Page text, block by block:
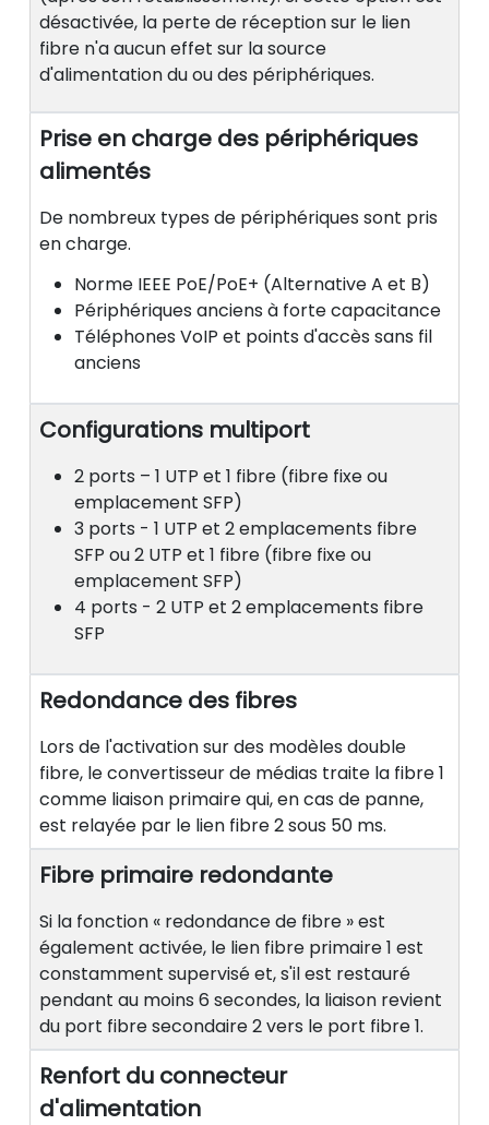
désactivée, la perte de réception sur le lien
fibre n'a aucun effet sur la source
d'alimentation du ou des périphériques.
Prise en charge des périphériques
alimentés
De nombreux types de périphériques sont pris
en charge.
Norme IEEE PoE/PoE+ (Alternative A et B)
Périphériques anciens à forte capacitance
Téléphones VoIP et points d'accès sans fil
anciens
Configurations multiport
2 ports – 1 UTP et 1 fibre (fibre fixe ou
emplacement SFP)
3 ports - 1 UTP et 2 emplacements fibre
SFP ou 2 UTP et 1 fibre (fibre fixe ou
emplacement SFP)
4 ports - 2 UTP et 2 emplacements fibre
SFP
Redondance des fibres
Lors de l'activation sur des modèles double
fibre, le convertisseur de médias traite la fibre 1
comme liaison primaire qui, en cas de panne,
est relayée par le lien fibre 2 sous 50 ms.
Fibre primaire redondante
Si la fonction « redondance de fibre » est
également activée, le lien fibre primaire 1 est
constamment supervisé et, s'il est restauré
pendant au moins 6 secondes, la liaison revient
du port fibre secondaire 2 vers le port fibre 1.
Renfort du connecteur
d'alimentation